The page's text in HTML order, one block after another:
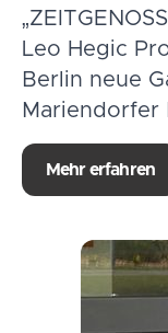
Leo Hegic
Berlin neue
Mariendorfer
Mehr erfahren